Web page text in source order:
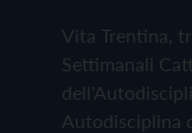
Vita Trentina,
Settimanali
Autodisciplina